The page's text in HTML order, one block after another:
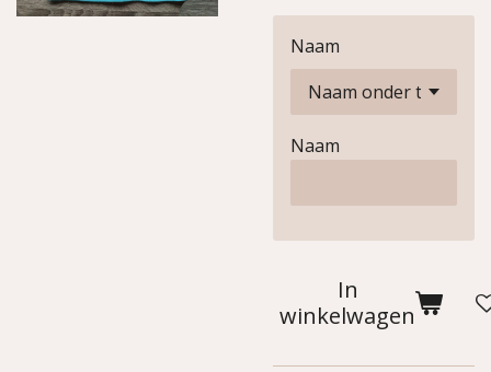
Naam
Naam
In
winkelwagen